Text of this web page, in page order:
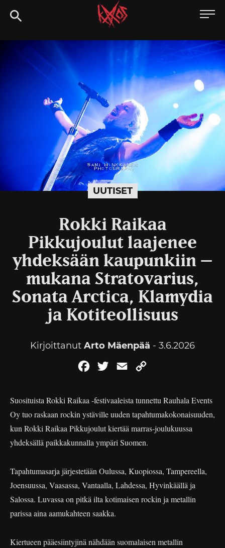
Siirry
suoraan
Kaaoszine
UUTISET
Rokki Raikaa
Pikkujoulut laajenee
yhdeksään kaupunkiin –
mukana Stratovarius,
Sonata Arctica, Klamydia
ja Kotiteollisuus
Kirjoittanut Arto Mäenpää - 3.6.2026
FacebookTwitterEmail
Suosituista Rokki Raikaa -festivaaleista tunnettu Rauhala Events
Oy tuo raskaan rockin ystäville uuden tapahtumakokonaisuuden,
kun Rokki Raikaa Pikkujoulut kiertää marras-joulukuussa
yhdeksällä paikkakunnalla ympäri Suomen.
Tapahtumasarja järjestetään Oulussa, Kuopiossa, Tampereella,
Joensuussa, Vaasassa, Vantaalla, Lahdessa, Hyvinkäällä ja
Salossa. Luvassa on pitkä ilta kotimaisen rockin ja metallin
parissa aina aamukahteen saakka.
Kiertueen pääesiintyjinä nähdään suomalaisen metallin